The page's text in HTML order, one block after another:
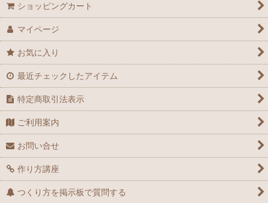
ショッピングカート
マイページ
お気に入り
最近チェックしたアイテム
特定商取引法表示
ご利用案内
お問い合せ
作り方講座
つくり方を掲示板で質問する